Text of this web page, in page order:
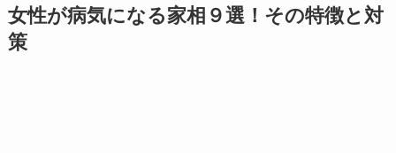
女性が病気になる家相９選！その特徴と対
策